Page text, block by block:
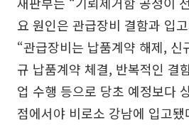
요 원인은 관급장비 결함과 입
“관급장비는 납품계약 해제, 신
규 납품계약 체결, 반복적인 결
업 수행 등으로 당초 예정보다
점에서야 비로소 강남에 입고